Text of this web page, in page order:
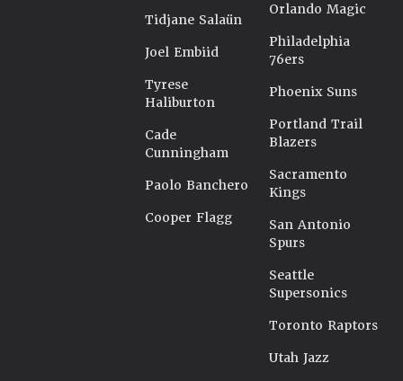
Tidjane Salaün
Joel Embiid
Tyrese
Haliburton
Cade
Cunningham
Paolo Banchero
Cooper Flagg
Orlando Magic
Philadelphia
76ers
Phoenix Suns
Portland Trail
Blazers
Sacramento
Kings
San Antonio
Spurs
Seattle
Supersonics
Toronto Raptors
Utah Jazz